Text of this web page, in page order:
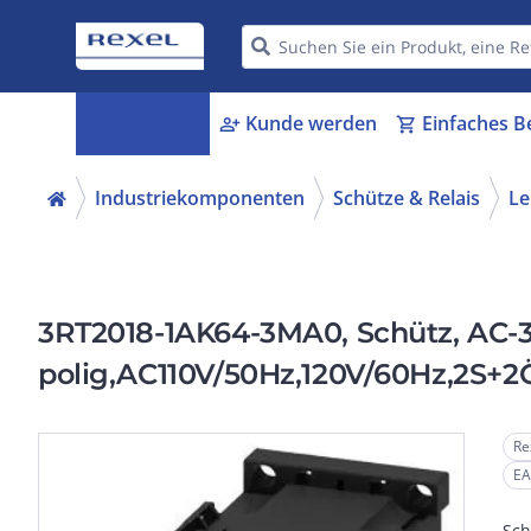
person_add Kunde werden shopping_cart Einfaches
Industriekomponenten Schütze & Relais
3RT2018-1AK64-3MA0, Schütz,
polig,AC110V/50Hz,120V/